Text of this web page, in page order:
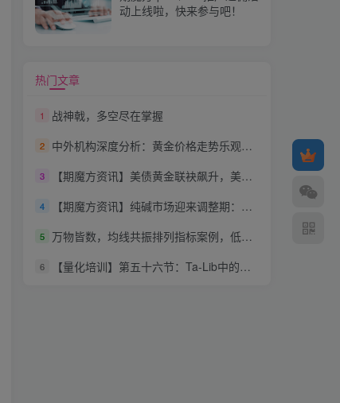
动上线啦，快来参与吧！
热门文章
1 战神戟，多空尽在掌握
2 中外机构深度分析：黄金价格走势乐观，本轮上涨远未结束
3 【期魔方资讯】美债黄金联袂飙升，美国经济滑坡隐忧浮现，降息预期进一步升温
4 【期魔方资讯】纯碱市场迎来调整期：夏季检修与供需博弈
5 万物皆数，均线共振排列指标案例，低滞后
6 【量化培训】第五十六节：Ta-Lib中的乌云压顶（Dark Cloud Cover）